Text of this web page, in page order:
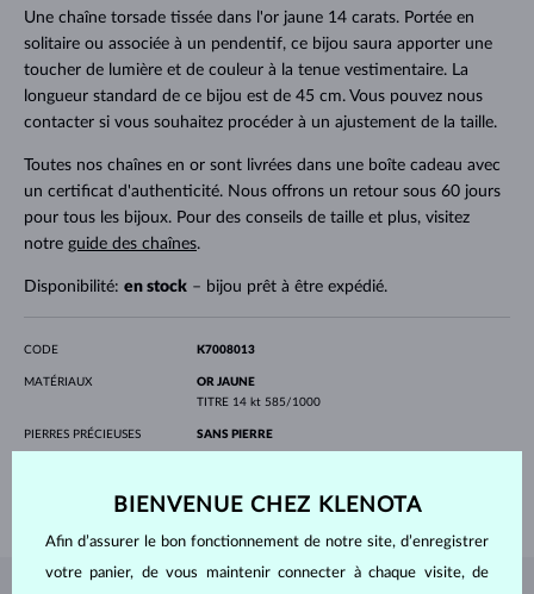
Une chaîne torsade tissée dans l'or jaune 14 carats. Portée en
solitaire ou associée à un pendentif, ce bijou saura apporter une
toucher de lumière et de couleur à la tenue vestimentaire. La
longueur standard de ce bijou est de 45 cm. Vous pouvez nous
contacter si vous souhaitez procéder à un ajustement de la taille.
Toutes nos chaînes en or sont livrées dans une boîte cadeau avec
un certificat d'authenticité. Nous offrons un retour sous 60 jours
pour tous les bijoux. Pour des conseils de taille et plus, visitez
notre guide des chaînes.
Disponibilité: en stock– bijou prêt à être expédié.
CODE K7008013
MATÉRIAUX
OR JAUNE
TITRE 14 kt 585/1000
PIERRES PRÉCIEUSES SANS PIERRE
1.25 g
BIENVENUE CHEZ KLENOTA
Afin d’assurer le bon fonctionnement de notre site, d’enregistrer
votre panier, de vous maintenir connecter à chaque visite, de